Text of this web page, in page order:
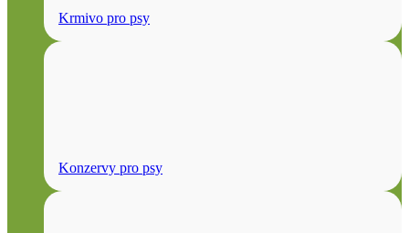
Krmivo pro psy
Konzervy pro psy